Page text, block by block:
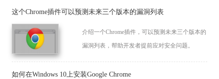
这个Chrome插件可以预测未来三个版本的漏洞列表
介绍一个Chrome插件，可以预测未来三个版本的
漏洞列表，帮助开发者提前应对安全问题。
如何在Windows 10上安装Google Chrome